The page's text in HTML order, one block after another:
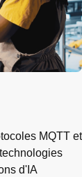
MQTT et
d'IA